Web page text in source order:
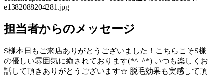
担当者からのメッセージ
S様本日もご来店ありがとうございました！こちらこそS様
の優しい雰囲気に癒されております(*^_^*) いつも楽しくお
話して頂きありがとうございます☆ 脱毛効果も実感して頂